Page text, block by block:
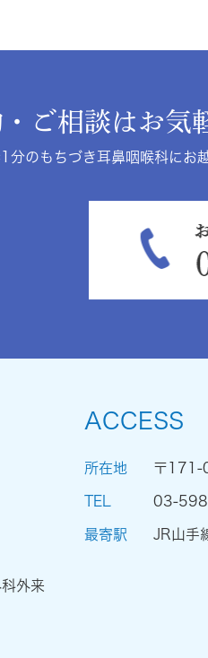
ご相談はお気
分のもちづき耳鼻咽喉科にお
外来
ACCESS
所在地 〒171-
TEL 03-
最寄駅 JR山手